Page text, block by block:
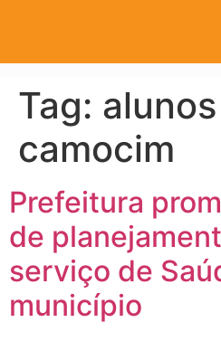
Tag:
camocim
Prefeitura
de
serviço de
município